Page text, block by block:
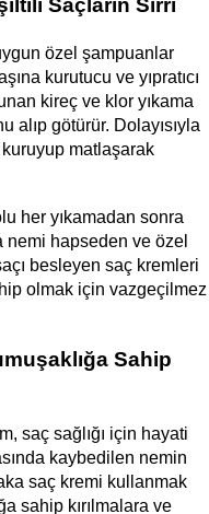
özel şampuanlar
kurutucu ve yıpratıcı
kireç ve klor yıkama
alıp götürür. Dolayısıyla
kuruyup matlaşarak
nemi hapseden ve özel
besleyen saç kremleri
olmak için vazgeçilmez
Sahip
saç sağlığı için hayati
kaybedilen nemin
saç kremi kullanmak
sahip kırılmalara ve